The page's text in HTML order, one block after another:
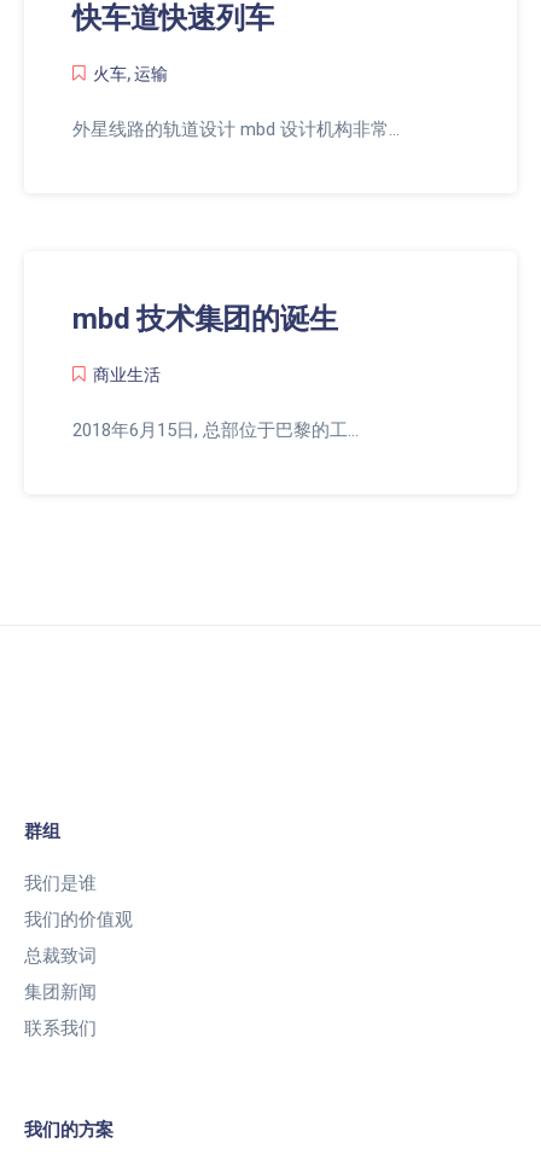
快车道快速列车
火车,运输
外星线路的轨道设计 mbd 设计机构非常…
mbd 技术集团的诞生
商业生活
2018年6月15日, 总部位于巴黎的工…
群组
我们是谁
我们的价值观
总裁致词
集团新闻
联系我们
我们的方案